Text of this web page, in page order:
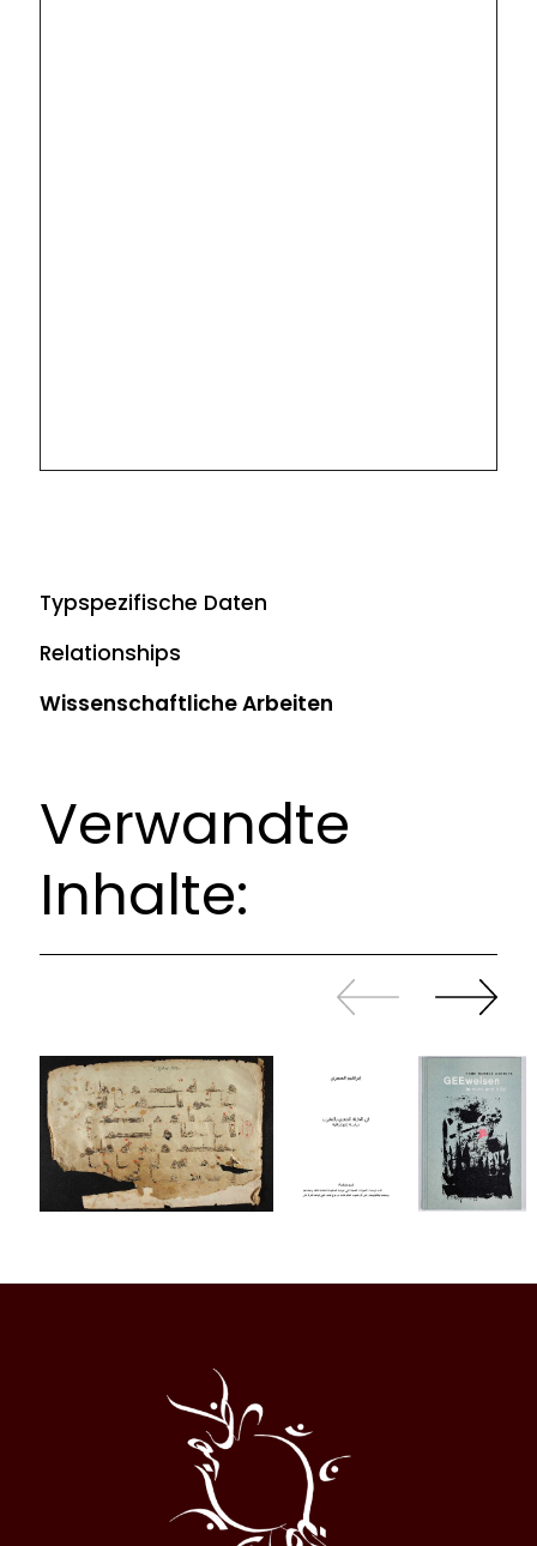
Typspezifische Daten
Relationships
Wissenschaftliche Arbeiten
Verwandte
Inhalte:
Zurück
sliden
Weiter
sliden
Halqa